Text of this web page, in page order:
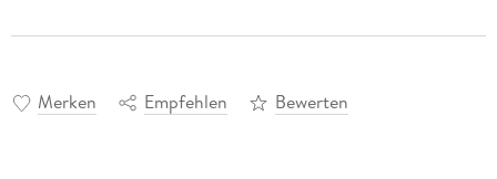
Merken Empfehlen Bewerten